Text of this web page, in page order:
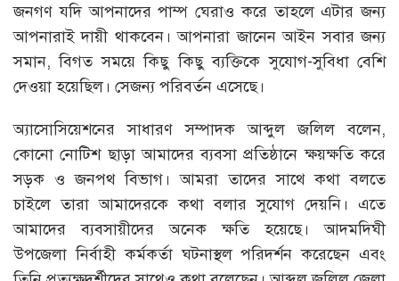
জনগণ যদি আপনাদের পাম্প ঘেরাও করে তাহলে এটার জন্য
আপনারাই দায়ী থাকবেন। আপনারা জানেন আইন সবার জন্য
সমান, বিগত সময়ে কিছু কিছু ব্যক্তিকে সুযোগ-সুবিধা বেশি
দেওয়া হয়েছিল। সেজন্য পরিবর্তন এসেছে।
অ্যাসোসিয়েশনের সাধারণ সম্পাদক আব্দুল জলিল বলেন,
কোনো নোটিশ ছাড়া আমাদের ব্যবসা প্রতিষ্ঠানে ক্ষয়ক্ষতি করে
সড়ক ও জনপথ বিভাগ। আমরা তাদের সাথে কথা বলতে
চাইলে তারা আমাদেরকে কথা বলার সুযোগ দেয়নি। এতে
আমাদের ব্যবসায়ীদের অনেক ক্ষতি হয়েছে। আদমদিঘী
উপজেলা নির্বাহী কর্মকর্তা ঘটনাস্থল পরিদর্শন করেছেন এবং